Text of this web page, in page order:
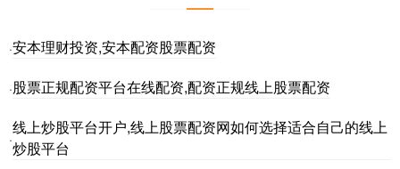
·安本理财投资,安本配资股票配资
·股票正规配资平台在线配资,配资正规线上股票配资
·
线上炒股平台开户,线上股票配资网如何选择适合自己的线上
炒股平台